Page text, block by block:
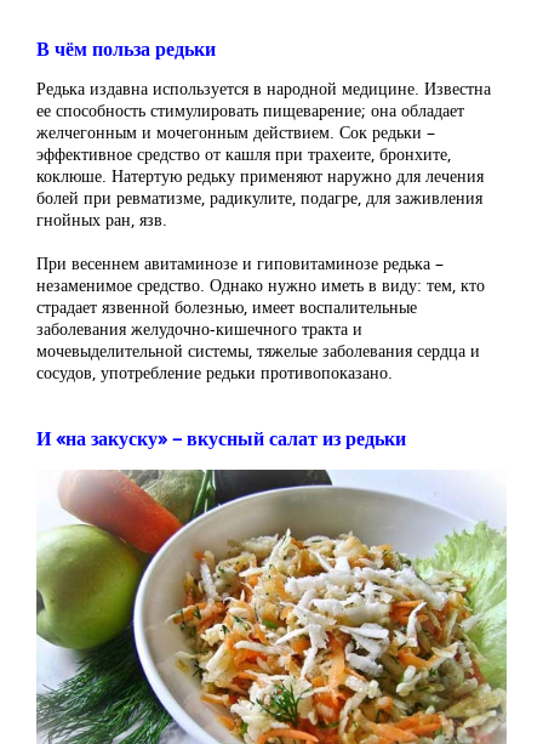
В чём польза редьки
Редька издавна используется в народной медицине. Известна
ее способность стимулировать пищеварение; она обладает
желчегонным и мочегонным действием. Сок редьки –
эффективное средство от кашля при трахеите, бронхите,
коклюше. Натертую редьку применяют наружно для лечения
болей при ревматизме, радикулите, подагре, для заживления
гнойных ран, язв.
При весеннем авитаминозе и гиповитаминозе редька –
незаменимое средство. Однако нужно иметь в виду: тем, кто
страдает язвенной болезнью, имеет воспалительные
заболевания желудочно-кишечного тракта и
мочевыделительной системы, тяжелые заболевания сердца и
сосудов, употребление редьки противопоказано.
И «на закуску» – вкусный салат из редьки